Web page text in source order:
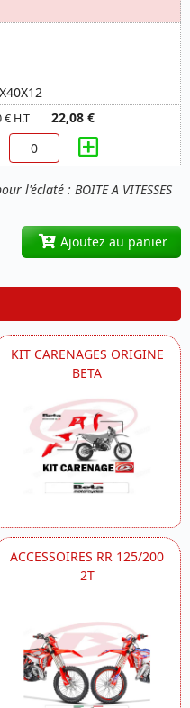
l'éclaté : BOITE A VITESSES
€ H.T 22,08 €
Ajoutez au panier
KIT CARENAGES ORIGINE
BETA
ACCESSOIRES RR 125/200
2T